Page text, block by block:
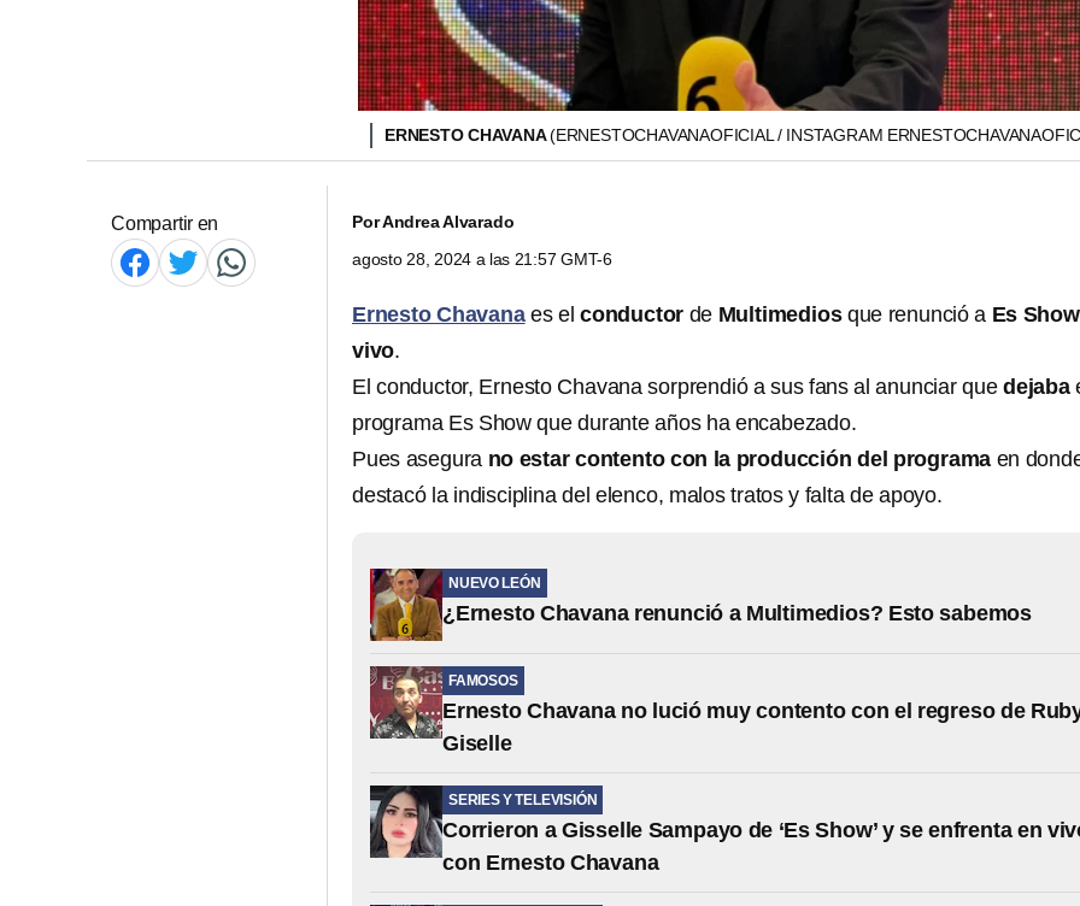
ERNESTO CHAVANA(ERNESTOCHAVANAOFICIAL / INSTAGRAM
Compartir en PorAndrea Alvarado
agosto 28, 2024 a las 21:57 GMT-6
Ernesto Chavanaes elconductor de Multimediosque renunció a Es Show
vivo.
El conductor, Ernesto Chavana sorprendió a sus fans al anunciar que dejaba
programa Es Show que durante años ha encabezado.
Pues asegura no estar contento con la producción del programa en
destacó la indisciplina del elenco, malos tratos y falta de apoyo.
NUEVO LEÓN
¿Ernesto Chavana renunció a Multimedios? Esto sabemos
FAMOSOS
Ernesto Chavana no lució muy contento con el regreso de
Giselle
SERIES Y TELEVISIÓN
Corrieron a Gisselle Sampayo de ‘Es Show’ y se enfrenta en
con Ernesto Chavana